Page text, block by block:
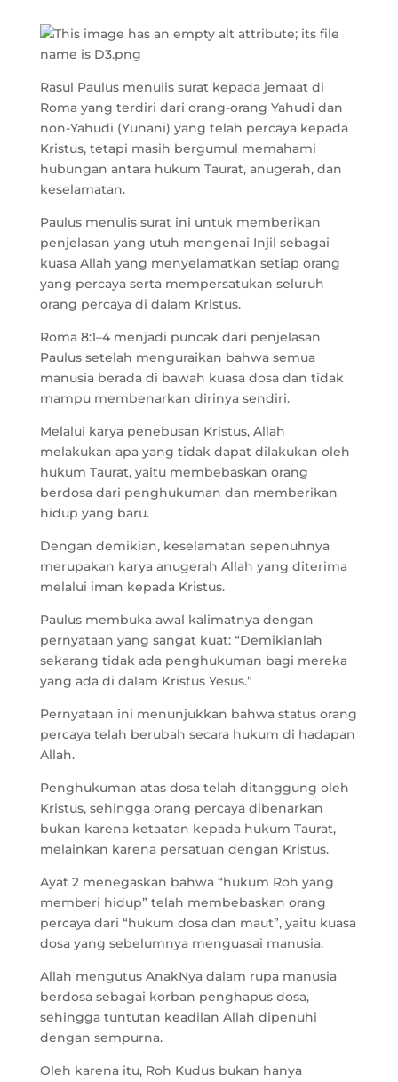
Rasul Paulus menulis surat kepada jemaat di
Roma yang terdiri dari orang-orang Yahudi dan
non-Yahudi (Yunani) yang telah percaya kepada
Kristus, tetapi masih bergumul memahami
hubungan antara hukum Taurat, anugerah, dan
keselamatan.
Paulus menulis surat ini untuk memberikan
penjelasan yang utuh mengenai Injil sebagai
kuasa Allah yang menyelamatkan setiap orang
yang percaya serta mempersatukan seluruh
orang percaya di dalam Kristus.
Roma 8:1–4 menjadi puncak dari penjelasan
Paulus setelah menguraikan bahwa semua
manusia berada di bawah kuasa dosa dan tidak
mampu membenarkan dirinya sendiri.
Melalui karya penebusan Kristus, Allah
melakukan apa yang tidak dapat dilakukan oleh
hukum Taurat, yaitu membebaskan orang
berdosa dari penghukuman dan memberikan
hidup yang baru.
Dengan demikian, keselamatan sepenuhnya
merupakan karya anugerah Allah yang diterima
melalui iman kepada Kristus.
Paulus membuka awal kalimatnya dengan
pernyataan yang sangat kuat: “Demikianlah
sekarang tidak ada penghukuman bagi mereka
yang ada di dalam Kristus Yesus.”
Pernyataan ini menunjukkan bahwa status orang
percaya telah berubah secara hukum di hadapan
Allah.
Penghukuman atas dosa telah ditanggung oleh
Kristus, sehingga orang percaya dibenarkan
bukan karena ketaatan kepada hukum Taurat,
melainkan karena persatuan dengan Kristus.
Ayat 2 menegaskan bahwa “hukum Roh yang
memberi hidup” telah membebaskan orang
percaya dari “hukum dosa dan maut”, yaitu kuasa
dosa yang sebelumnya menguasai manusia.
Allah mengutus AnakNya dalam rupa manusia
berdosa sebagai korban penghapus dosa,
sehingga tuntutan keadilan Allah dipenuhi
dengan sempurna.
Oleh karena itu, Roh Kudus bukan hanya